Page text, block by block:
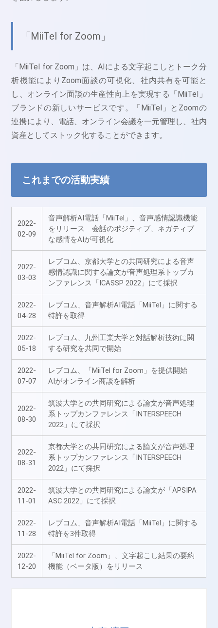
「MiiTel for Zoom」
「MiiTel for Zoom」は、AIによる文字起こしとトーク分
析機能によりZoom面談の可視化、社内共有を可能と
し、オンライン面談の生産性向上を実現する「MiiTel」
ブランドの新しいサービスです。「MiiTel」とZoomの
連携により、電話、オンライン会議を一元管理し、社内
資産としてストック化することができます。
これまでの活動実績
2022-
02-09
音声解析AI電話「MiiTel」、音声感情認識機能
をリリース 会話のポジティブ、ネガティブ
な感情をAIが可視化
2022-
03-03
レブコム、京都大学との共同研究による音声
感情認識に関する論文が音声処理系トップカ
ンファレンス「ICASSP 2022」にて採択
2022-
04-28
レブコム、音声解析AI電話「MiiTel」に関する
特許を取得
2022-
05-18
レブコム、九州工業大学と対話解析技術に関
する研究を共同で開始
2022-
07-07
レブコム、「MiiTel for Zoom」を提供開始
AIがオンライン商談を解析
2022-
08-30
筑波大学との共同研究による論文が音声処理
系トップカンファレンス「INTERSPEECH
2022」にて採択
2022-
08-31
京都大学との共同研究による論文が音声処理
系トップカンファレンス「INTERSPEECH
2022」にて採択
2022-
11-01
筑波大学との共同研究による論文が「APSIPA
ASC 2022」にて採択
2022-
11-28
レブコム、音声解析AI電話「MiiTel」に関する
特許を3件取得
2022-
12-20
「MiiTel for Zoom」、文字起こし結果の要約
機能（ベータ版）をリリース